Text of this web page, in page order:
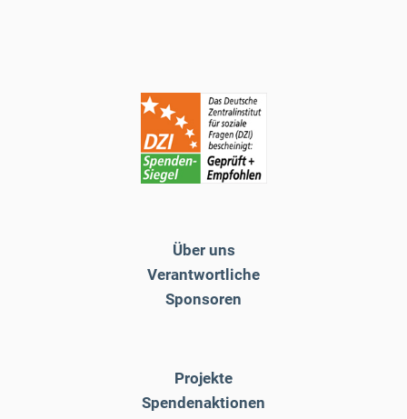
Über uns
Verantwortliche
Sponsoren
Projekte
Spendenaktionen